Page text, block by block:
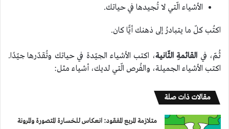
الأشياء الّتي لا تُجيدها في حياتك.
اكتُب كلّ ما يتبادرُ إلى ذهنك أيًّا كان.
ثُمّ، في القائمةِ الثّانية، اكتب الأشياء الجيّدة في حياتك وتُقدّرها جيّدًا.
اكتب الأشياء الجميلة، والفُرص الّتي لديك، أشياء مثل:
مقالات ذات صلة
متلازمة المربع المفقود: انعكاس للخسارة المتصورة والمرونة